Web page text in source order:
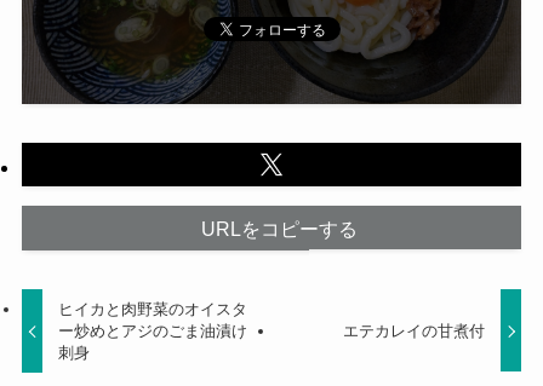
URLをコピーする
ヒイカと肉野菜のオイスタ
ー炒めとアジのごま油漬け
刺身
エテカレイの甘煮付